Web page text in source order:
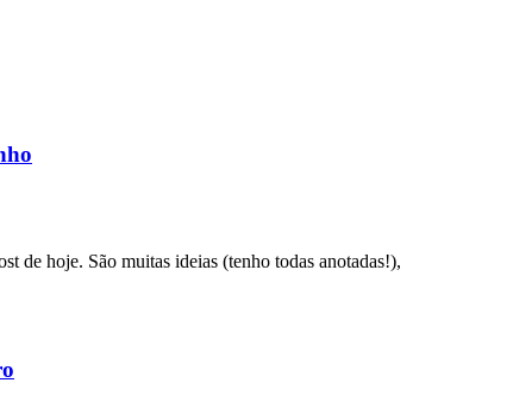
de hoje. São muitas ideias (tenho todas anotadas!),